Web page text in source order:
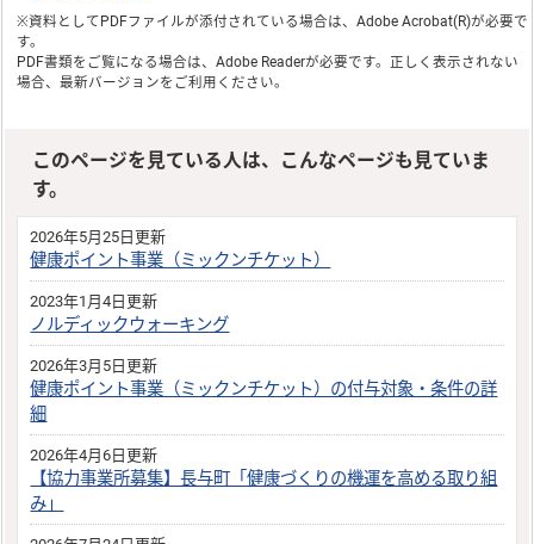
※資料としてPDFファイルが添付されている場合は、Adobe Acrobat(R)が必要で
す。
PDF書類をご覧になる場合は、Adobe Readerが必要です。正しく表示されない
場合、最新バージョンをご利用ください。
このページを見ている人は、こんなページも見ていま
す。
2026年5月25日更新
健康ポイント事業（ミックンチケット）
2023年1月4日更新
ノルディックウォーキング
2026年3月5日更新
健康ポイント事業（ミックンチケット）の付与対象・条件の詳
細
2026年4月6日更新
【協力事業所募集】長与町「健康づくりの機運を高める取り組
み」